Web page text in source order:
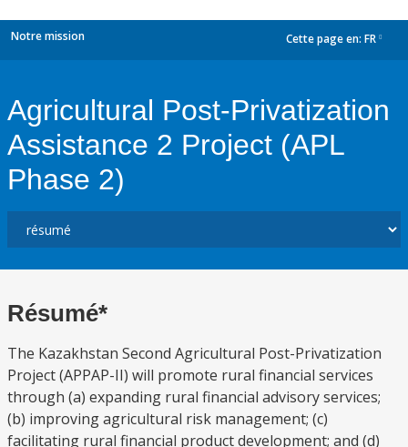
Notre mission Cette page en: FR
Agricultural Post-Privatization
Assistance 2 Project (APL
Phase 2)
Résumé*
The Kazakhstan Second Agricultural Post-Privatization
Project (APPAP-II) will promote rural financial services
through (a) expanding rural financial advisory services;
(b) improving agricultural risk management; (c)
facilitating rural financial product development; and (d)